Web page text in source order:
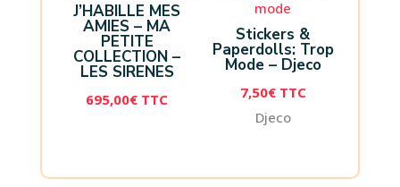
J’HABILLE MES
AMIES – MA
PETITE
COLLECTION –
LES SIRENES
695,00€ TTC
Stickers &
Paperdolls: Trop
Mode – Djeco
7,50€ TTC
Djeco